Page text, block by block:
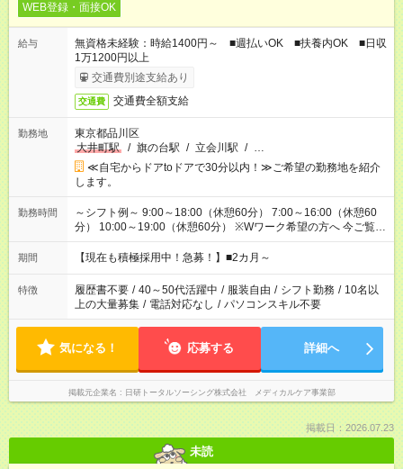
WEB登録・面接OK
給与
無資格未経験：時給1400円～ ■週払いOK ■扶養内OK ■日収
1万1200円以上
交通費別途支給あり
交通費 交通費全額支給
勤務地
東京都品川区
大井町駅
/ 旗の台駅 / 立会川駅 / …
≪自宅からドアtoドアで30分以内！≫ご希望の勤務地を紹介
します。
勤務時間
～シフト例～ 9:00～18:00（休憩60分） 7:00～16:00（休憩60
分） 10:00～19:00（休憩60分） ※Wワーク希望の方へ 今ご覧の
お仕事で希望する勤務時間と、もう1つのお仕事の勤務時間の合
計が 週40時間を超えなければOKです。
期間 【現在も積極採用中！急募！】■2カ月～
特徴 履歴書不要 / 40～50代活躍中 / 服装自由 / シフト勤務 / 10名以
上の大量募集 / 電話対応なし / パソコンスキル不要
気になる！ 応募する 詳細へ
掲載元企業名 日研トータルソーシング株式会社 メディカルケア事業部
掲載日：2026.07.23
未読